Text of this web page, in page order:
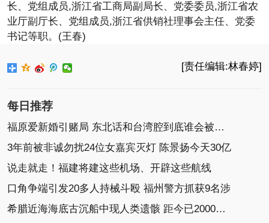
长、党组成员,浙江省工商局副局长、党委委员,浙江省农
业厅副厅长、党组成员,浙江省供销社理事会主任、党委
书记等职。(王春)
[责任编辑:林春婷]
每日推荐
福原爱新婚引赌局 东北话和台湾腔到底谁会被带跑？
3年前被非诚勿扰24位女嘉宾灭灯 陈景扬今天30亿
说走就走！福建将建这些机场、开辟这些航线
口角争端引发20多人持械斗殴 福州警方抓获9名涉
希腊近海海底古沉船中现人类遗骸 距今已2000年(图)